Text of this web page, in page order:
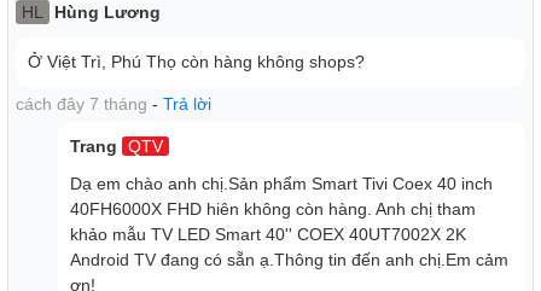
HL Hùng Lương
Ở Việt Trì, Phú Thọ còn hàng không shops?
cách đây 7 tháng - Trả lời
Trang
QTV
Dạ em chào anh chị.Sản phẩm Smart Tivi Coex 40 inch
40FH6000X FHD hiên không còn hàng. Anh chị tham
khảo mẫu TV LED Smart 40'' COEX 40UT7002X 2K
Android TV đang có sẵn ạ.Thông tin đến anh chị.Em cảm
ơn!